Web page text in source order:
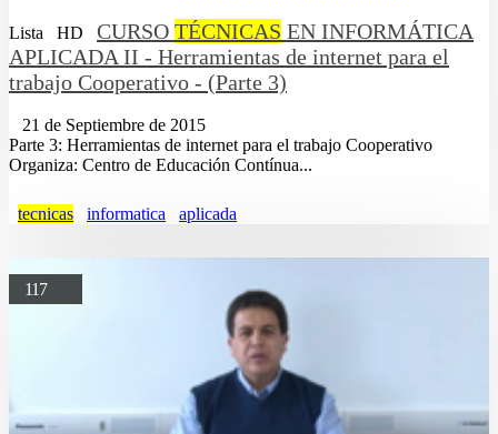
Lista HD CURSO TÉCNICAS EN INFORMÁTICA
APLICADA II - Herramientas de internet para el
trabajo Cooperativo - (Parte 3)
21 de Septiembre de 2015
Parte 3: Herramientas de internet para el trabajo Cooperativo
Organiza: Centro de Educación Contínua...
tecnicas informatica aplicada
117